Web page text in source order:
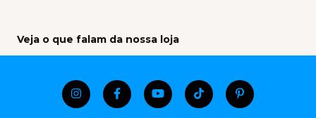
Veja o que falam da nossa loja